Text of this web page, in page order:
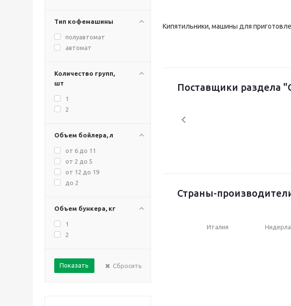
Тип кофемашины
полуавтомат
автомат
Количество групп,
шт
1
2
Объем бойлера, л
от 6 до 11
от 2 до 5
от 12 до 19
до 2
Объем бункера, кг
1
2
Сбросить
Кипятильники, машины для
Поставщики раздела
Страны-
Италия